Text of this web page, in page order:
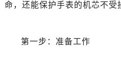
命，还能保护手表的机芯不受
第一步：准备工作